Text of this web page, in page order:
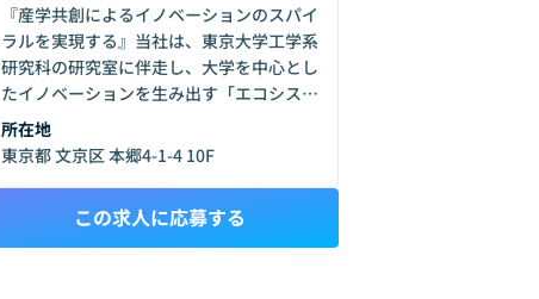
『産学共創によるイノベーションのスパイ
ラルを実現する』当社は、東京大学工学系
研究科の研究室に伴走し、大学を中心とし
たイノベーションを生み出す「エコシステ
ム」を作り、大きく発展させることを目的
に2020年2月に設立されました。先端技術
の社会実装と、企業の次世代を担う人材や
術を中心とした価値の連鎖を生み出してい
きたいと考えています。AI分野を中心に先
所在地
東京都 文京区 本郷4-1-4 10F
この求人に応募する